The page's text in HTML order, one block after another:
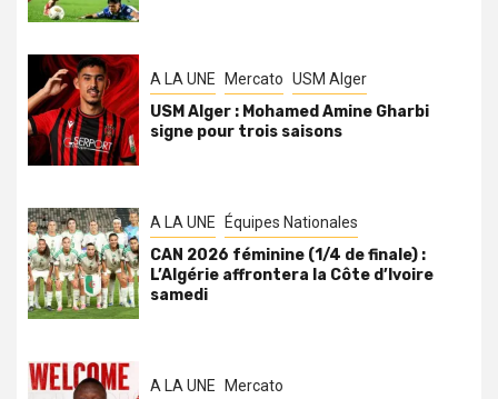
A LA UNE Mercato USM Alger
USM Alger : Mohamed Amine Gharbi
signe pour trois saisons
A LA UNE Équipes Nationales
CAN 2026 féminine (1/4 de finale) :
L’Algérie affrontera la Côte d’Ivoire
samedi
A LA UNE Mercato